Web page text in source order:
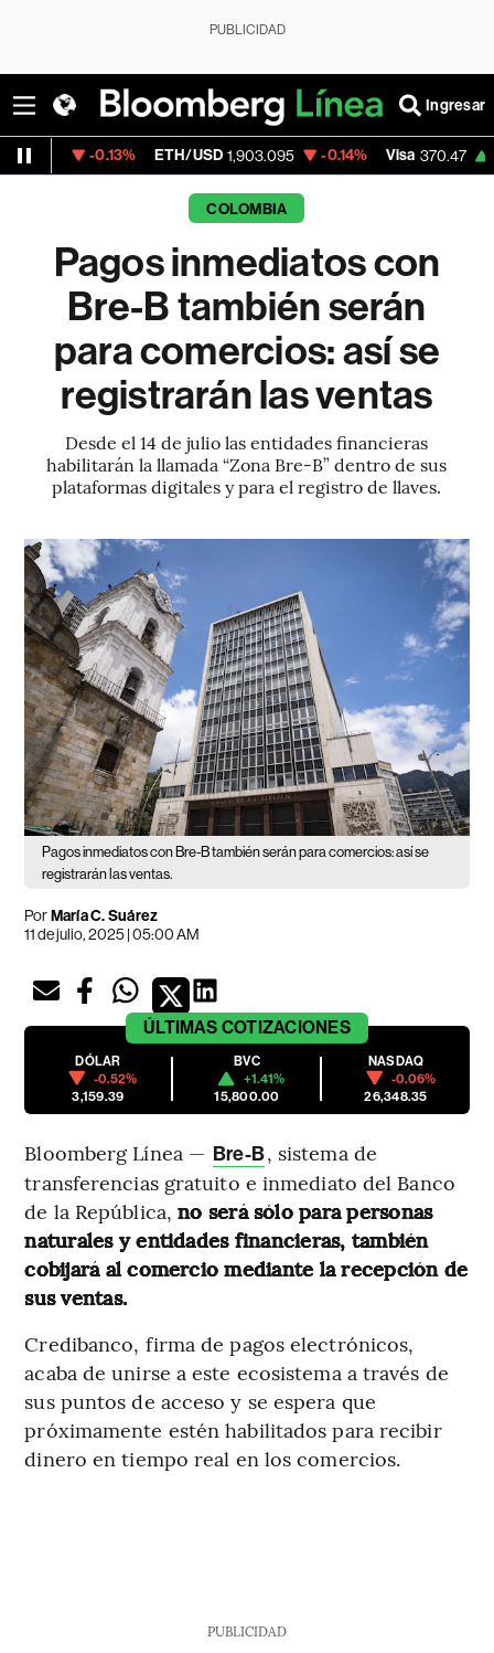
PUBLICIDAD
Ingresar
ETH/USD 1,903.095 -0.14% Visa 370.47 +0.52%
COLOMBIA
Pagos inmediatos con
Bre-B también serán
para comercios: así se
registrarán las ventas
Desde el 14 de julio las entidades financieras
habilitarán la llamada “Zona Bre-B” dentro de sus
plataformas digitales y para el registro de llaves.
Pagos inmediatos con Bre-B también serán para comercios: así se
registrarán las ventas.
PorMaría C. Suárez
11 de julio, 2025 | 05:00 AM
ÚLTIMAS COTIZACIONES
DÓLAR
-0.52%
3,159.39
BVC
+1.41%
15,800.00
NASDAQ
-0.06%
26,348.35
Bloomberg Línea — Bre-B, sistema de
transferencias gratuito e inmediato del Banco
de la República,no será sólo para personas
naturales y entidades financieras, también
cobijará al comercio mediante la recepción de
sus ventas.
Credibanco, firma de pagos electrónicos,
acaba de unirse a este ecosistema a través de
sus puntos de acceso y se espera que
próximamente estén habilitados para recibir
dinero en tiempo real en los comercios.
PUBLICIDAD